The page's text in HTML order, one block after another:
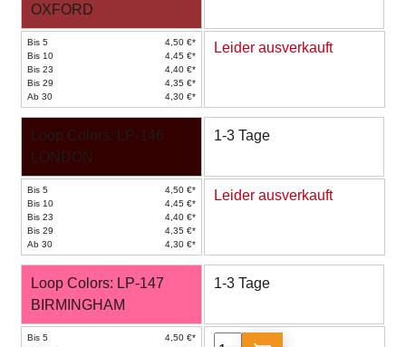
OXFORD
Bis 5
4,50 €*
Bis 10
4,45 €*
Bis 23
4,40 €*
Bis 29
4,35 €*
Ab 30
4,30 €*
Leider ausverkauft
Loop Colors: LP-146
LONDON
1-3 Tage
Bis 5
4,50 €*
Bis 10
4,45 €*
Bis 23
4,40 €*
Bis 29
4,35 €*
Ab 30
4,30 €*
Leider ausverkauft
Loop Colors: LP-147
BIRMINGHAM
1-3 Tage
Bis 5
4,50 €*